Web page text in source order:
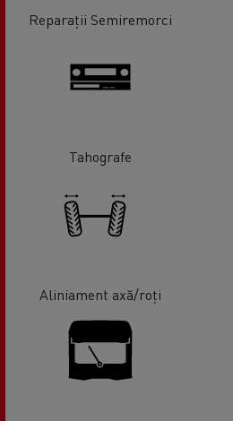
Reparații Semiremorci
Tahografe
Aliniament axă/roți